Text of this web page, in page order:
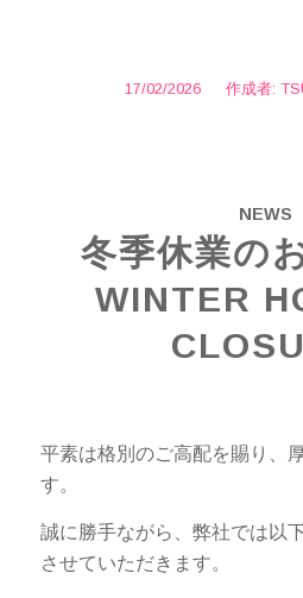
17/02/2026
/ 作成者:
NEWS
冬季休業の
WINTER
平素は格別のご高配を賜り、
す。
誠に勝手ながら、弊社では以
させていただきます。